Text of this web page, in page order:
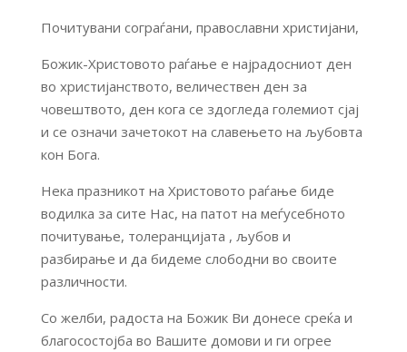
Почитувани сограѓани, православни христијани,
Божик-Христовото раѓање е најрадосниот ден
во христијанството, величествен ден за
човештвото, ден кога се здогледа големиот сјај
и се означи зачетокот на славењето на љубовта
кон Бога.
Нека празникот на Христовото раѓање биде
водилка за сите Нас, на патот на меѓусебното
почитување, толеранцијата , љубов и
разбирање и да бидеме слободни во своите
различности.
Со желби, радоста на Божик Ви донесе среќа и
благосостојба во Вашите домови и ги огрее